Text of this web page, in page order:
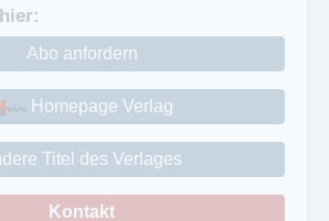
Abo anfordern
Homepage Verlag
Titel des Verlages
Kontakt